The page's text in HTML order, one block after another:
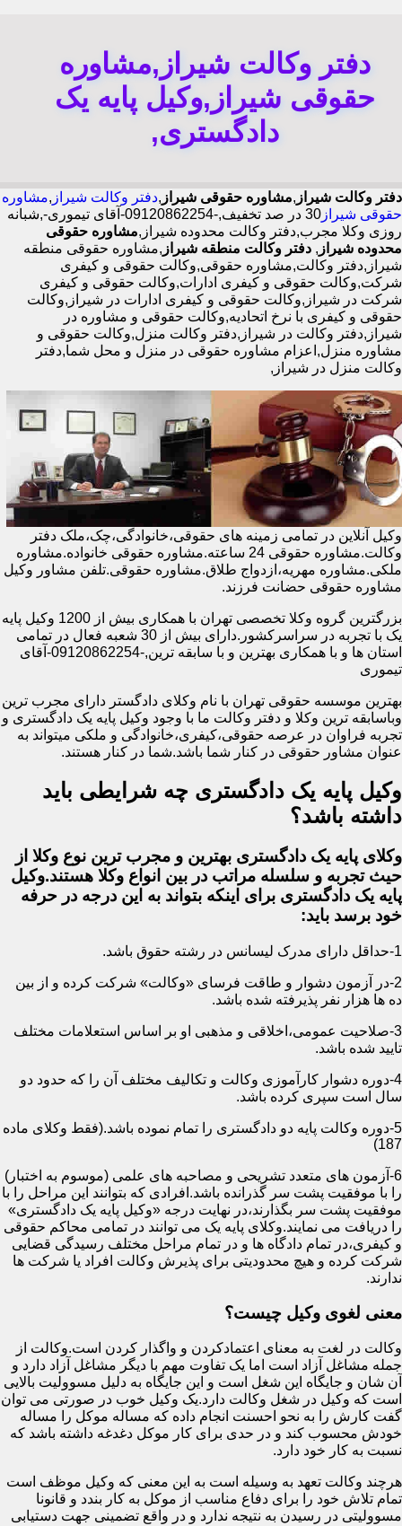
دفتر وکالت شیراز,مشاوره
حقوقی شیراز,وکیل پایه یک
دادگستری,
دفتر وکالت شیراز ,مشاوره حقوقی شیراز ,دفتر وکالت شیراز ,مشاوره
حقوقی شیراز
30 در صد تخفیف,-09120862254-آقای تیموری-,شبانه
روزی وکلا مجرب,دفتر وکالت محدوده شیراز,مشاوره حقوقی
محدوده شیراز , دفتر وکالت منطقه شیراز ,مشاوره حقوقی منطقه
شیراز,دفتر وکالت,مشاوره حقوقی,وکالت حقوقی و کیفری
شرکت,وکالت حقوقی و کیفری ادارات,وکالت حقوقی و کیفری
شرکت در شیراز,وکالت حقوقی و کیفری ادارات در شیراز,وکالت
حقوقی و کیفری با نرخ اتحادیه,وکالت حقوقی و مشاوره در
شیراز,دفتر وکالت در شیراز,دفتر وکالت منزل,وکالت حقوقی و
مشاوره منزل,اعزام مشاوره حقوقی در منزل و محل شما,دفتر
وکالت منزل در شیراز,
وکیل آنلاین در تمامی زمینه های حقوقی،خانوادگی،چک،ملک دفتر
وکالت.مشاوره حقوقی 24 ساعته.مشاوره حقوقی خانواده.مشاوره
ملکی.مشاوره مهریه،ازدواج طلاق.مشاوره حقوقی.تلفن مشاور وکیل
مشاوره حقوقی حضانت فرزند.
بزرگترین گروه وکلا تخصصی تهران با همکاری بیش از 1200 وکیل پایه
یک با تجربه در سراسرکشور.دارای بیش از 30 شعبه فعال در تمامی
استان ها و با همکاری بهترین و با سابقه ترین,-09120862254-آقای
تیموری
بهترین موسسه حقوقی تهران با نام وکلای دادگستر دارای مجرب ترین
وباسابقه ترین وکلا و دفتر وکالت ما با وجود وکیل پایه یک دادگستری و
تجربه فراوان در عرصه حقوقی،کیفری،خانوادگی و ملکی میتواند به
عنوان مشاور حقوقی در کنار شما باشد.شما در کنار هستند.
وکیل پایه یک دادگستری چه شرایطی باید
داشته باشد؟
وکلای پایه یک دادگستری بهترین و مجرب ترین نوع وکلا از
حیث تجربه و سلسله مراتب در بین انواع وکلا هستند.وکیل
پایه یک دادگستری برای اینکه بتواند به این درجه در حرفه
خود برسد باید:
1-حداقل دارای مدرک لیسانس در رشته حقوق باشد.
2-در آزمون دشوار و طاقت فرسای «وکالت» شرکت کرده و از بین
ده ها هزار نفر پذیرفته شده باشد.
3-صلاحیت عمومی،اخلاقی و مذهبی او بر اساس استعلامات مختلف
تایید شده باشد.
4-دوره دشوار کارآموزی وکالت و تکالیف مختلف آن را که حدود دو
سال است سپری کرده باشد.
5-دوره وکالت پایه دو دادگستری را تمام نموده باشد.(فقط وکلای ماده
187)
6-آزمون های متعدد تشریحی و مصاحبه های علمی (موسوم به اختبار)
را با موفقیت پشت سر گذرانده باشد.افرادی که بتوانند این مراحل را با
موفقیت پشت سر بگذارند،در نهایت درجه «وکیل پایه یک دادگستری»
را دریافت می نمایند.وکلای پایه یک می توانند در تمامی محاکم حقوقی
و کیفری،در تمام دادگاه ها و در تمام مراحل مختلف رسیدگی قضایی
شرکت کرده و هیچ محدودیتی برای پذیرش وکالت افراد یا شرکت ها
ندارند.
معنی لغوی وکیل چیست؟
وکالت در لغت به معنای اعتمادکردن و واگذار کردن است.وکالت از
جمله مشاغل آزاد است اما یک تفاوت مهم با دیگر مشاغل آزاد دارد و
آن شان و جایگاه این شغل است و این جایگاه به دلیل مسوولیت بالایی
است که وکیل در شغل وکالت دارد.یک وکیل خوب در صورتی می توان
گفت کارش را به نحو احسنت انجام داده که مساله موکل را مساله
خودش محسوب کند و در حدی برای کار موکل دغدغه داشته باشد که
نسبت به کار خود دارد.
هرچند وکالت تعهد به وسیله است به این معنی که وکیل موظف است
تمام تلاش خود را برای دفاع مناسب از موکل به کار بندد و قانونا
مسوولیتی در رسیدن به نتیجه ندارد و در واقع تضمینی جهت دستیابی